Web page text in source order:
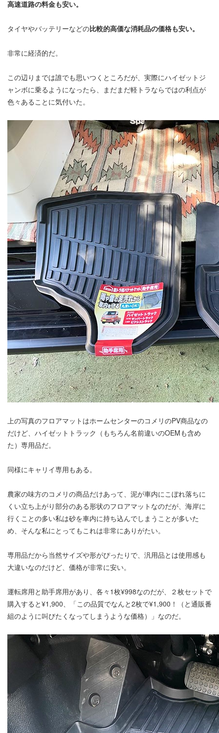
高速道路の料金も安い。
タイヤやバッテリーなどの比較的高価な消耗品の価格も安い。
非常に経済的だ。
この辺りまでは誰でも思いつくところだが、実際にハイゼットジ
ャンボに乗るようになったら、まだまだ軽トラならではの利点が
色々あることに気付いた。
上の写真のフロアマットはホームセンターのコメリのPV商品なの
だけど、ハイゼットトラック（もちろん名前違いのOEMも含め
た）専用品だ。
同様にキャリイ専用もある。
農家の味方のコメリの商品だけあって、泥が車内にこぼれ落ちに
くい立ち上がり部分のある形状のフロアマットなのだが、海岸に
行くことの多い私は砂を車内に持ち込んでしまうことが多いた
め、そんな私にとってもこれは非常にありがたい。
専用品だから当然サイズや形がぴったりで、汎用品とは使用感も
大違いなのだけど、価格が非常に安い。
運転席用と助手席用があり、各々1枚¥998なのだが、２枚セットで
購入すると¥1,900、「この品質でなんと2枚で¥1,900！（と通販番
組のように叫びたくなってしまうような価格）」なのだ。